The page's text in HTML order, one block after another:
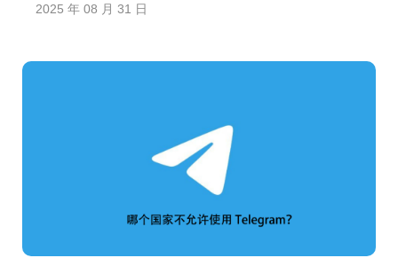
2025 年 08 月 31 日